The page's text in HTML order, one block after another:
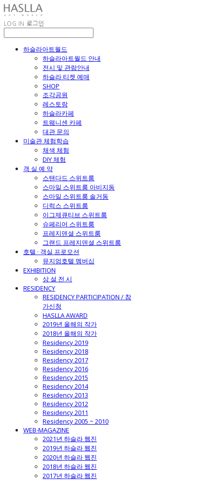
LOG IN 로그인
하슬라아트월드
하슬라아트월드 안내
전시 및 관람안내
하슬라 티켓 예매
SHOP
조각공원
레스토랑
하슬라카페
트웨니센 카페
대관 문의
미술관 체험학습
채색 체험
DIY 체험
객 실 예 약
스탠다드 스위트룸
스마일 스위트룸 아비지동
스마일 스위트룸 솔거동
디럭스 스위트룸
이그제큐티브 스위트룸
슈페리어 스위트룸
프레지덴셜 스위트룸
그랜드 프레지덴셜 스위트룸
호텔 · 객실 프로모션
뮤지엄호텔 멤버십
EXHIBITION
상 설 전 시
RESIDENCY
RESIDENCY PARTICIPATION / 참
가신청
HASLLA AWARD
2019년 올해의 작가
2018년 올해의 작가
Residency 2019
Residency 2018
Residency 2017
Residency 2016
Residency 2015
Residency 2014
Residency 2013
Residency 2012
Residency 2011
Residency 2005 ~ 2010
WEB-MAGAZINE
2021년 하슬라 웹진
2019년 하슬라 웹진
2020년 하슬라 웹진
2018년 하슬라 웹진
2017년 하슬라 웹진